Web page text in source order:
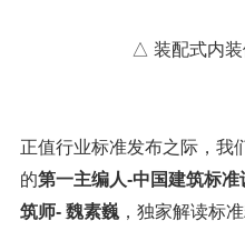
△ 装配式内装
正值行业标准发布之际，我
的第一主编人-中国建筑标
筑师- 魏素巍，独家解读标